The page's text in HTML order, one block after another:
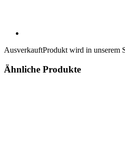
AusverkauftProdukt wird in unserem
Ähnliche Produkte